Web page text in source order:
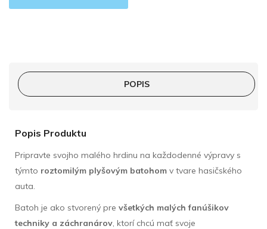
POPIS
Popis Produktu
Pripravte svojho malého hrdinu na každodenné výpravy s
týmto roztomilým plyšovým batohom v tvare hasičského
auta.
Batoh je ako stvorený pre všetkých malých fanúšikov
techniky a záchranárov, ktorí chcú mať svoje